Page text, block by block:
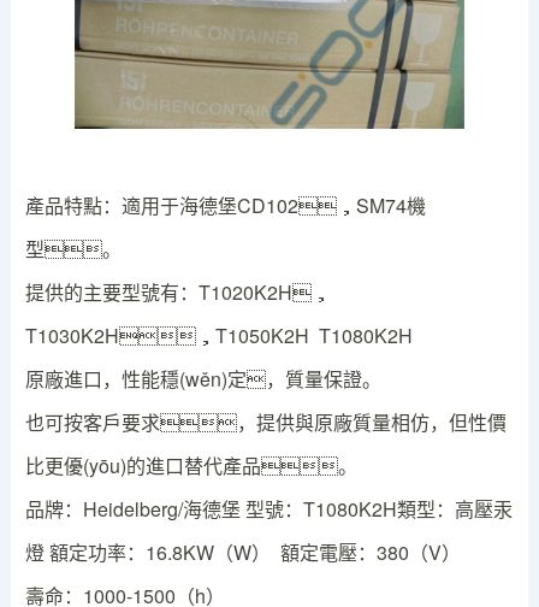
產品特點：適用于海德堡CD102，SM74機
型。
提供的主要型號有：T1020K2H，
T1030K2H，T1050K2H T1080K2H
原廠進口，性能穩(wěn)定，質量保證。
也可按客戶要求，提供與原廠質量相仿，但性價
比更優(yōu)的進口替代產品。
品牌：Heidelberg/海德堡 型號：T1080K2H類型：高壓汞
燈 額定功率：16.8KW（W） 額定電壓：380（V）
壽命：1000-1500（h）